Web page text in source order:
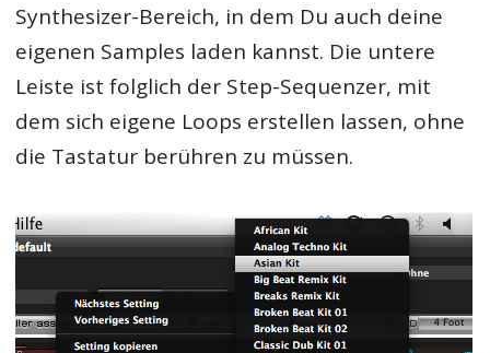
Synthesizer-Bereich, in dem Du auch deine
eigenen Samples laden kannst. Die untere
Leiste ist folglich der Step-Sequenzer, mit
dem sich eigene Loops erstellen lassen, ohne
die Tastatur berühren zu müssen.